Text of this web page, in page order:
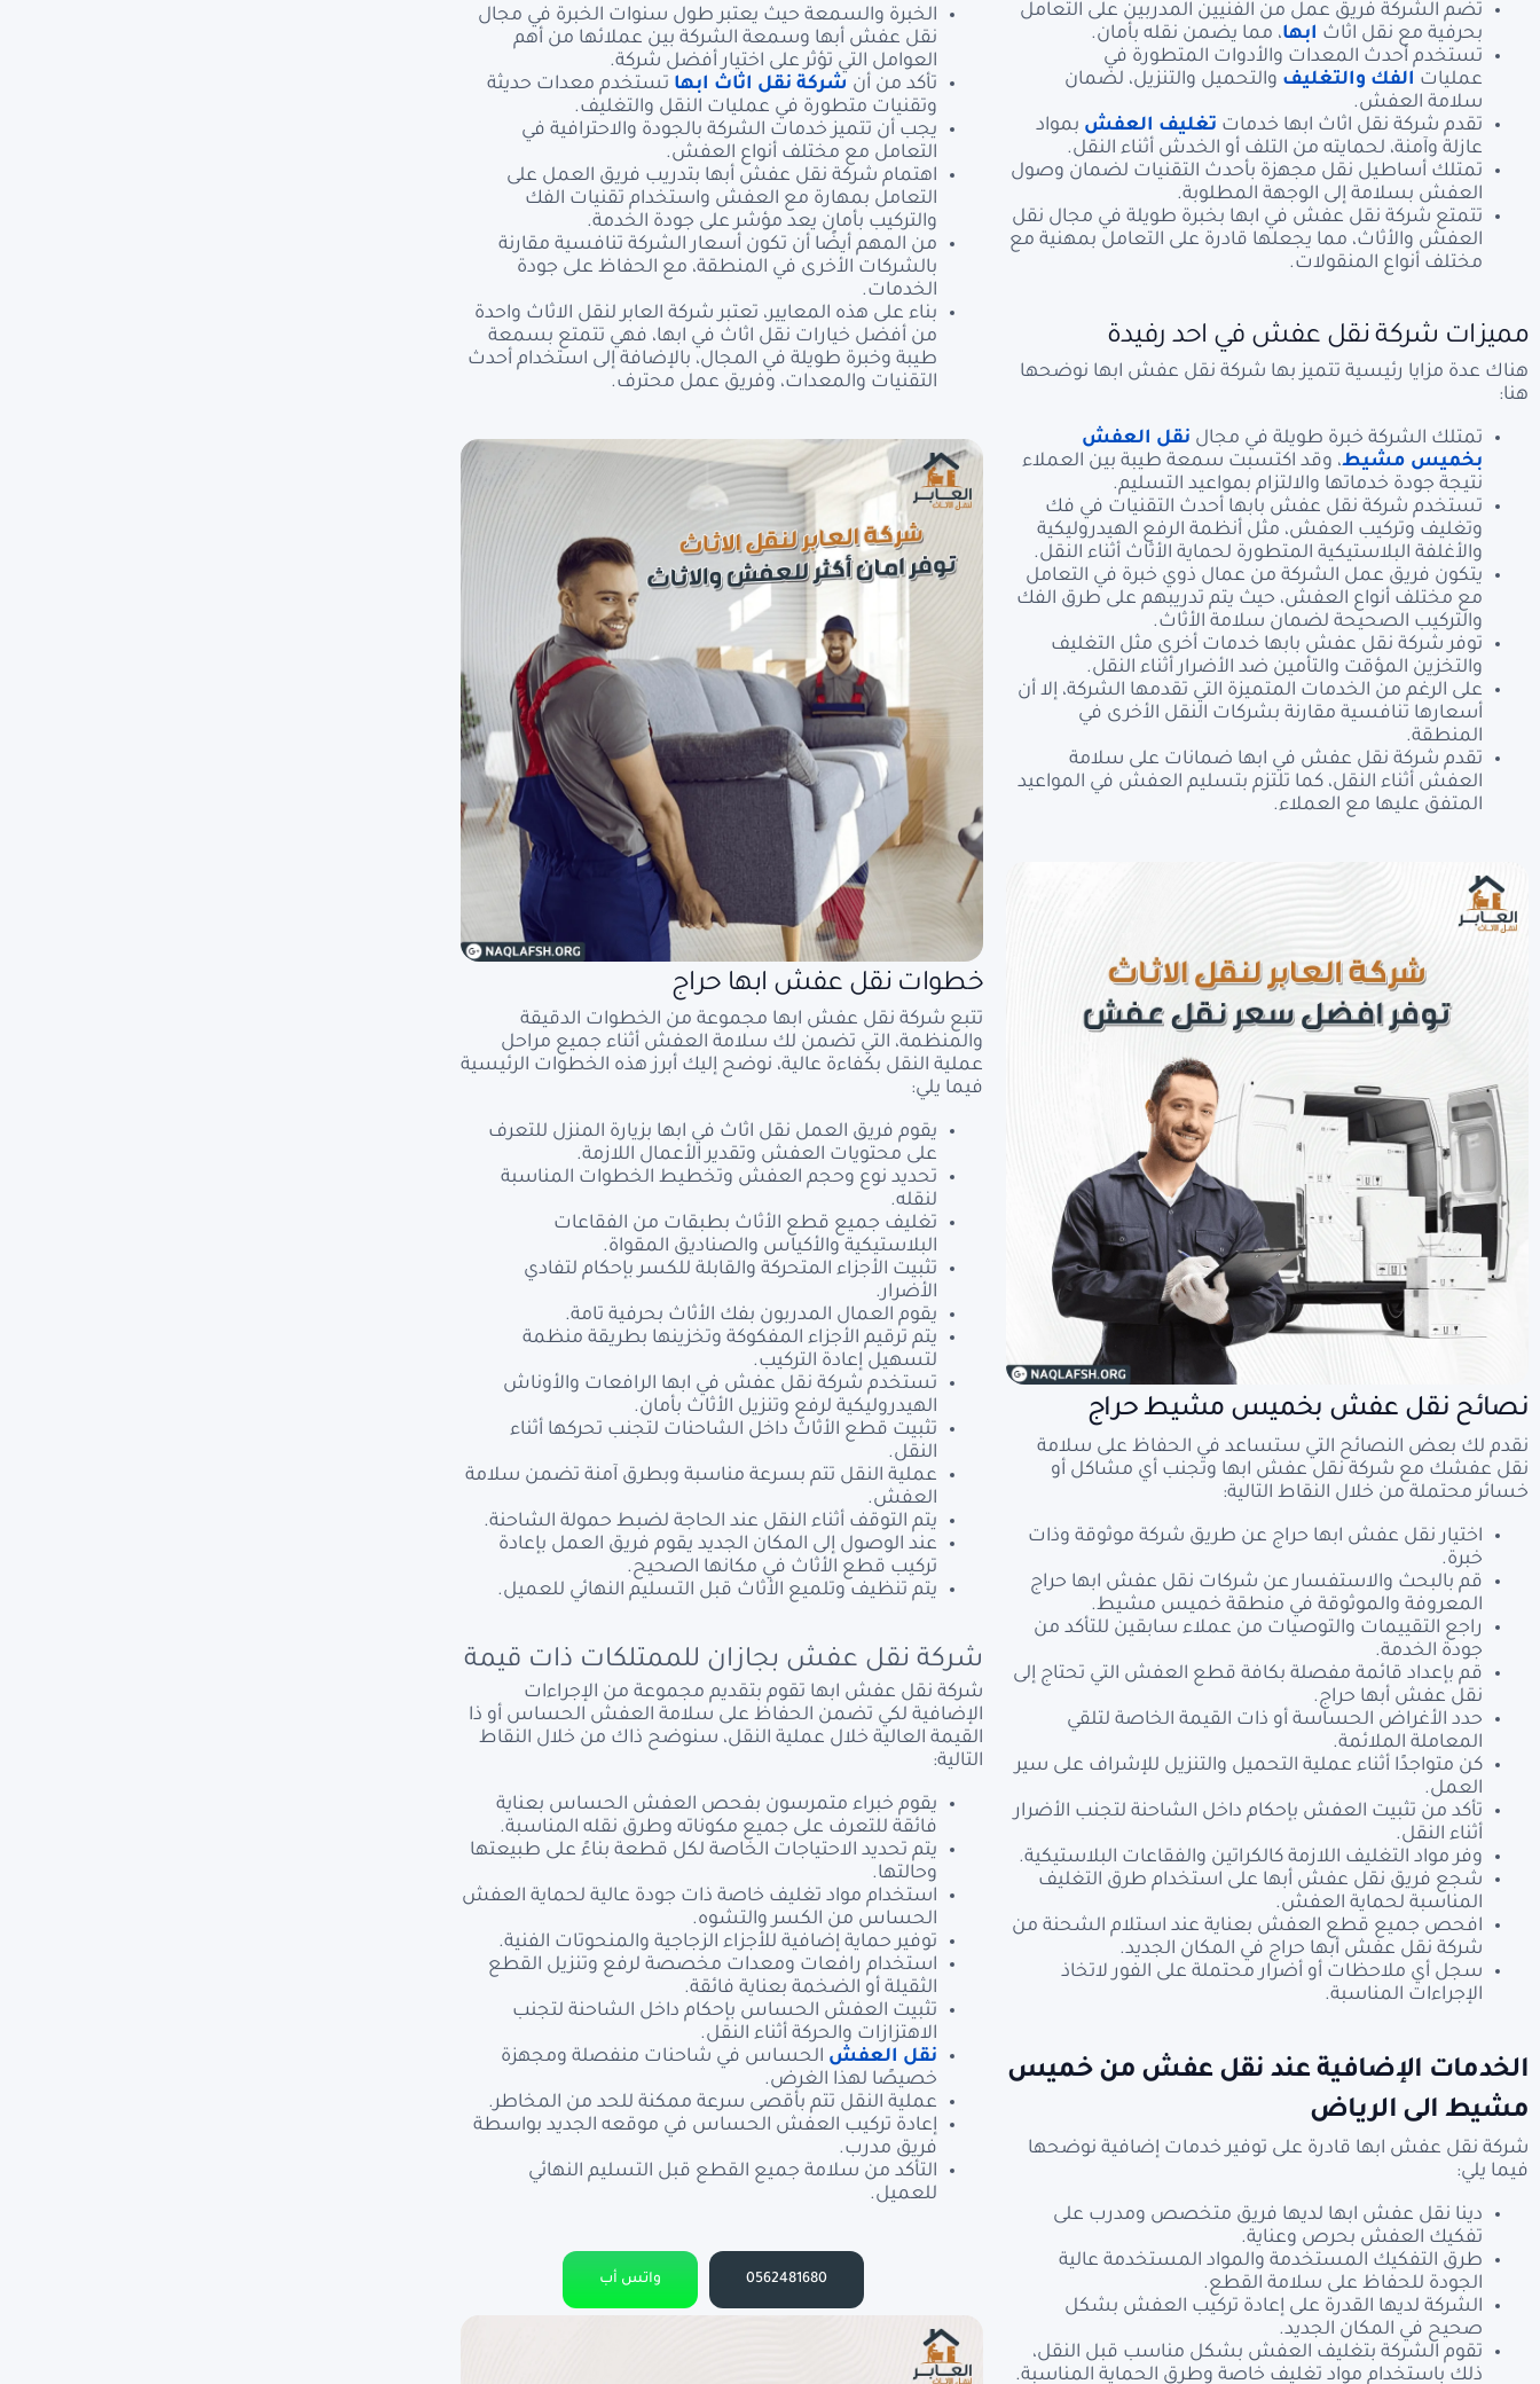
تضم الشركة فريق عمل من الفنيين المدربين على التعامل
بحرفية مع نقل اثاث ابها، مما يضمن نقله بأمان.
تستخدم أحدث المعدات والأدوات المتطورة في
عمليات الفك والتغليف والتحميل والتنزيل، لضمان
سلامة العفش.
تقدم شركة نقل اثاث ابها خدمات تغليف العفش بمواد
عازلة وآمنة، لحمايته من التلف أو الخدش أثناء النقل.
تمتلك أساطيل نقل مجهزة بأحدث التقنيات لضمان وصول
العفش بسلامة إلى الوجهة المطلوبة.
تتمتع شركة نقل عفش في ابها بخبرة طويلة في مجال نقل
العفش والأثاث، مما يجعلها قادرة على التعامل بمهنية مع
مختلف أنواع المنقولات.
مميزات شركة نقل عفش في احد رفيدة
هناك عدة مزايا رئيسية تتميز بها شركة نقل عفش ابها نوضحها
هنا:
تمتلك الشركة خبرة طويلة في مجال نقل العفش
بخميس مشيط، وقد اكتسبت سمعة طيبة بين العملاء
نتيجة جودة خدماتها والالتزام بمواعيد التسليم.
تستخدم شركة نقل عفش بابها أحدث التقنيات في فك
وتغليف وتركيب العفش، مثل أنظمة الرفع الهيدروليكية
والأغلفة البلاستيكية المتطورة لحماية الأثاث أثناء النقل.
يتكون فريق عمل الشركة من عمال ذوي خبرة في التعامل
مع مختلف أنواع العفش، حيث يتم تدريبهم على طرق الفك
والتركيب الصحيحة لضمان سلامة الأثاث.
توفر شركة نقل عفش بابها خدمات أخرى مثل التغليف
والتخزين المؤقت والتأمين ضد الأضرار أثناء النقل.
على الرغم من الخدمات المتميزة التي تقدمها الشركة، إلا أن
أسعارها تنافسية مقارنة بشركات النقل الأخرى في
المنطقة.
تقدم شركة نقل عفش في ابها ضمانات على سلامة
العفش أثناء النقل، كما تلتزم بتسليم العفش في المواعيد
المتفق عليها مع العملاء.
نصائح نقل عفش بخميس مشيط حراج
نقدم لك بعض النصائح التي ستساعد في الحفاظ على سلامة
نقل عفشك مع شركة نقل عفش ابها وتجنب أي مشاكل أو
خسائر محتملة من خلال النقاط التالية:
اختيار نقل عفش ابها حراج عن طريق شركة موثوقة وذات
خبرة.
قم بالبحث والاستفسار عن شركات نقل عفش ابها حراج
المعروفة والموثوقة في منطقة خميس مشيط.
راجع التقييمات والتوصيات من عملاء سابقين للتأكد من
جودة الخدمة.
قم بإعداد قائمة مفصلة بكافة قطع العفش التي تحتاج إلى
نقل عفش أبها حراج.
حدد الأغراض الحساسة أو ذات القيمة الخاصة لتلقي
المعاملة الملائمة.
كن متواجدًا أثناء عملية التحميل والتنزيل للإشراف على سير
العمل.
تأكد من تثبيت العفش بإحكام داخل الشاحنة لتجنب الأضرار
أثناء النقل.
وفر مواد التغليف اللازمة كالكراتين والفقاعات البلاستيكية.
شجع فريق نقل عفش أبها على استخدام طرق التغليف
المناسبة لحماية العفش.
افحص جميع قطع العفش بعناية عند استلام الشحنة من
شركة نقل عفش أبها حراج في المكان الجديد.
سجل أي ملاحظات أو أضرار محتملة على الفور لاتخاذ
الإجراءات المناسبة.
الخدمات الإضافية عند نقل عفش من خميس
مشيط الى الرياض
شركة نقل عفش ابها قادرة على توفير خدمات إضافية نوضحها
فيما يلي:
دينا نقل عفش ابها لديها فريق متخصص ومدرب على
تفكيك العفش بحرص وعناية.
طرق التفكيك المستخدمة والمواد المستخدمة عالية
الجودة للحفاظ على سلامة القطع.
الشركة لديها القدرة على إعادة تركيب العفش بشكل
صحيح في المكان الجديد.
تقوم الشركة بتغليف العفش بشكل مناسب قبل النقل،
ذلك باستخدام مواد تغليف خاصة وطرق الحماية المناسبة.
الخبرة والسمعة حيث يعتبر طول سنوات الخبرة في مجال
نقل عفش أبها وسمعة الشركة بين عملائها من أهم
العوامل التي تؤثر على اختيار أفضل شركة.
تأكد من أن شركة نقل اثاث ابها تستخدم معدات حديثة
وتقنيات متطورة في عمليات النقل والتغليف.
يجب أن تتميز خدمات الشركة بالجودة والاحترافية في
التعامل مع مختلف أنواع العفش.
اهتمام شركة نقل عفش أبها بتدريب فريق العمل على
التعامل بمهارة مع العفش واستخدام تقنيات الفك
والتركيب بأمان يعد مؤشر على جودة الخدمة.
من المهم أيضًا أن تكون أسعار الشركة تنافسية مقارنة
بالشركات الأخرى في المنطقة، مع الحفاظ على جودة
الخدمات.
بناء على هذه المعايير، تعتبر شركة العابر لنقل الاثاث واحدة
من أفضل خيارات نقل اثاث في ابها، فهي تتمتع بسمعة
طيبة وخبرة طويلة في المجال، بالإضافة إلى استخدام أحدث
التقنيات والمعدات، وفريق عمل محترف.
خطوات نقل عفش ابها حراج
تتبع شركة نقل عفش ابها مجموعة من الخطوات الدقيقة
والمنظمة، التي تضمن لك سلامة العفش أثناء جميع مراحل
عملية النقل بكفاءة عالية، نوضح إليك أبرز هذه الخطوات الرئيسية
فيما يلي:
يقوم فريق العمل نقل اثاث في ابها بزيارة المنزل للتعرف
على محتويات العفش وتقدير الأعمال اللازمة.
تحديد نوع وحجم العفش وتخطيط الخطوات المناسبة
لنقله.
تغليف جميع قطع الأثاث بطبقات من الفقاعات
البلاستيكية والأكياس والصناديق المقواة.
تثبيت الأجزاء المتحركة والقابلة للكسر بإحكام لتفادي
الأضرار.
يقوم العمال المدربون بفك الأثاث بحرفية تامة.
يتم ترقيم الأجزاء المفكوكة وتخزينها بطريقة منظمة
لتسهيل إعادة التركيب.
تستخدم شركة نقل عفش في ابها الرافعات والأوناش
الهيدروليكية لرفع وتنزيل الأثاث بأمان.
تثبيت قطع الأثاث داخل الشاحنات لتجنب تحركها أثناء
النقل.
عملية النقل تتم بسرعة مناسبة وبطرق آمنة تضمن سلامة
العفش.
يتم التوقف أثناء النقل عند الحاجة لضبط حمولة الشاحنة.
عند الوصول إلى المكان الجديد يقوم فريق العمل بإعادة
تركيب قطع الأثاث في مكانها الصحيح.
يتم تنظيف وتلميع الأثاث قبل التسليم النهائي للعميل.
شركة نقل عفش بجازان للممتلكات ذات قيمة
شركة نقل عفش ابها تقوم بتقديم مجموعة من الإجراءات
الإضافية لكي تضمن الحفاظ على سلامة العفش الحساس أو ذا
القيمة العالية خلال عملية النقل، سنوضح ذاك من خلال النقاط
التالية:
يقوم خبراء متمرسون بفحص العفش الحساس بعناية
فائقة للتعرف على جميع مكوناته وطرق نقله المناسبة.
يتم تحديد الاحتياجات الخاصة لكل قطعة بناءً على طبيعتها
وحالتها.
استخدام مواد تغليف خاصة ذات جودة عالية لحماية العفش
الحساس من الكسر والتشوه.
توفير حماية إضافية للأجزاء الزجاجية والمنحوتات الفنية.
استخدام رافعات ومعدات مخصصة لرفع وتنزيل القطع
الثقيلة أو الضخمة بعناية فائقة.
تثبيت العفش الحساس بإحكام داخل الشاحنة لتجنب
الاهتزازات والحركة أثناء النقل.
نقل العفش الحساس في شاحنات منفصلة ومجهزة
خصيصًا لهذا الغرض.
عملية النقل تتم بأقصى سرعة ممكنة للحد من المخاطر.
إعادة تركيب العفش الحساس في موقعه الجديد بواسطة
فريق مدرب.
التأكد من سلامة جميع القطع قبل التسليم النهائي
للعميل.
0562481680 واتس أب